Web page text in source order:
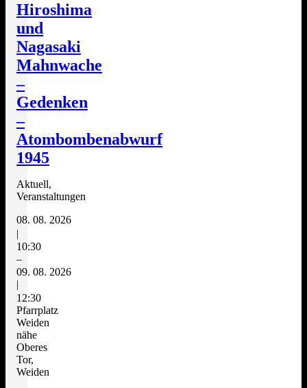
Hiroshima
und
Nagasaki
Mahnwache
–
Gedenken
–
Atombombenabwurf
1945
Aktuell,
Veranstaltungen
08. 08. 2026
|
10:30
–
09. 08. 2026
|
12:30
Pfarrplatz
Weiden
nähe
Oberes
Tor,
Weiden